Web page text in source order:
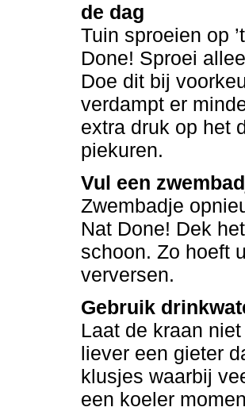
de dag
Tuin sproeien op
Done! Sproei
Doe dit bij
verdampt er
extra druk op het
piekuren.
Vul een
Zwembadje
Nat Done! Dek
schoon. Zo hoeft
verversen.
Gebruik
Laat de kraan
liever een gieter
klusjes waarbij
een koeler